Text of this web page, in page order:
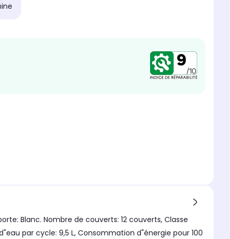
Blanc. Nombre de couverts: 12 couverts, Classe
par cycle: 9,5 L, Consommation d"énergie pour 100